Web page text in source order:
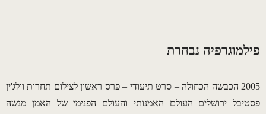
פילמוגרפיה נבחרת
2005 הכבשה הכחולה – סרט תיעודי – פרס ראשון לצילום תחרות וולג'ין
פסטיבל ירושלים העולם האמנותי והעולם הפנימי של האמן מנשה